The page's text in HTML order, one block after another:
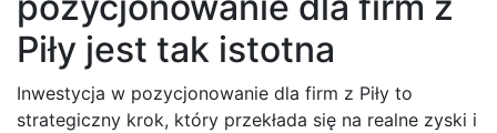
Piły jest tak istotna
Inwestycja w pozycjonowanie dla firm z Piły to
strategiczny krok, który przekłada się na realne zyski i